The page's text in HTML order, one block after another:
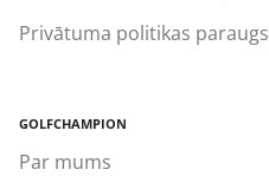
Privātuma politikas paraugs
GOLFCHAMPION
Par mums